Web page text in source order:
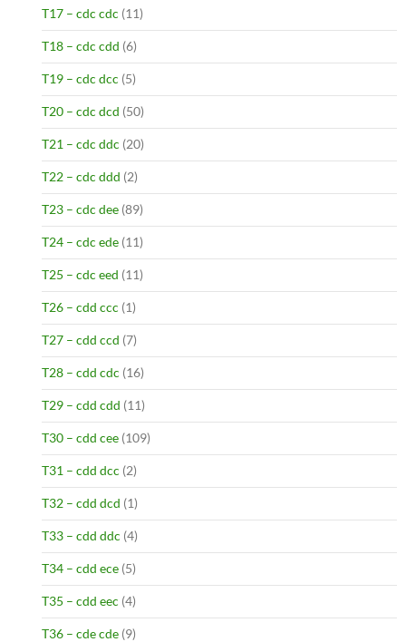
T17 – cdc cdc (11)
T18 – cdc cdd (6)
T19 – cdc dcc (5)
T20 – cdc dcd (50)
T21 – cdc ddc (20)
T22 – cdc ddd (2)
T23 – cdc dee (89)
T24 – cdc ede (11)
T25 – cdc eed (11)
T26 – cdd ccc (1)
T27 – cdd ccd (7)
T28 – cdd cdc (16)
T29 – cdd cdd (11)
T30 – cdd cee (109)
T31 – cdd dcc (2)
T32 – cdd dcd (1)
T33 – cdd ddc (4)
T34 – cdd ece (5)
T35 – cdd eec (4)
T36 – cde cde (9)